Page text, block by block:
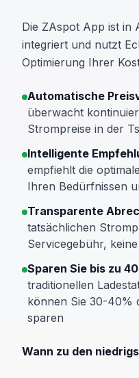
Die ZAspot App ist in
integriert und nutzt
Optimierung Ihrer
Automatische
überwacht
Strompreise in der
Intelligente
empfiehlt die
Ihren Bedürfnissen
Transparente
tatsächlichen
Servicegebühr,
Sparen Sie bis zu
traditionellen
können Sie 30-40%
sparen
Wann zu den